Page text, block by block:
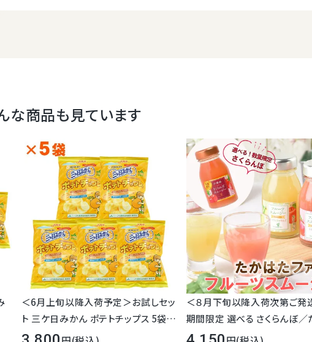
な商品も見ています
＜6月上旬以降入荷予定＞お試しセッ
ト 三ケ日みかん ポテトチップス 5袋セ
ット
＜８月下旬以降入荷次第ご発
期間限定 選べる さくらんぼ／
たファーム フルーツスムージー